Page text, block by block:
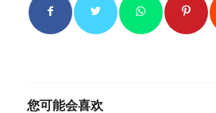
您可能会喜欢